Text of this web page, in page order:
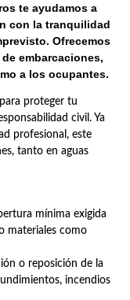
te ayudamos a
con la tranquilidad
Ofrecemos
embarcaciones,
a los ocupantes.
proteger tu
civil. Ya
profesional, este
tanto en aguas
mínima exigida
materiales como
o reposición de la
incendios